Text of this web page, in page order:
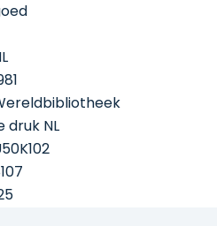
druk NL